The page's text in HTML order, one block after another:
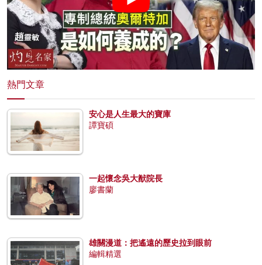
熱門文章
安心是人生最大的寶庫
譚寶碩
一起懷念吳大猷院長
廖書蘭
雄關漫道：把遙遠的歷史拉到眼前
編輯精選